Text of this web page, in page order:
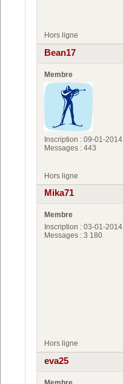
Hors ligne
Bean17
Membre
Inscription : 09-01-2014
Messages : 443
Hors ligne
Mika71
Membre
Inscription : 03-01-2014
Messages : 3 180
Hors ligne
eva25